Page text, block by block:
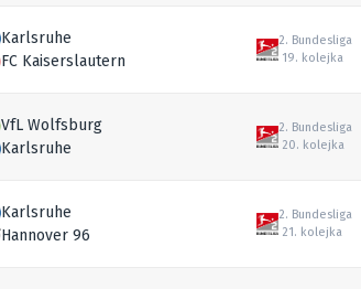
Karlsruhe
FC Kaiserslautern
2. Bundesliga
19. kolejka
VfL Wolfsburg
Karlsruhe
2. Bundesliga
20. kolejka
Karlsruhe
Hannover 96
2. Bundesliga
21. kolejka